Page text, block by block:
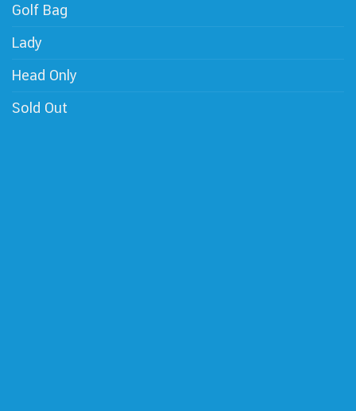
Golf Bag
Lady
Head Only
Sold Out